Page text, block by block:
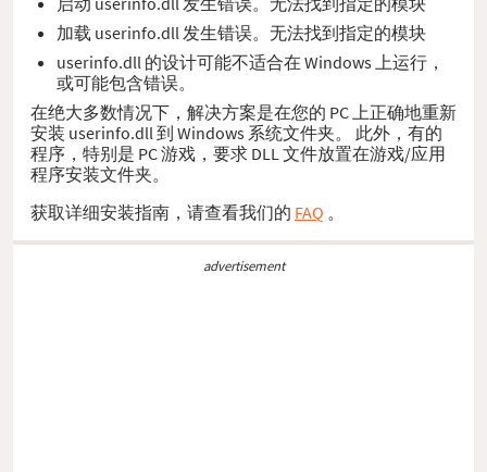
加载 userinfo.dll 发生错误。无法找到指定的模块
userinfo.dll 的设计可能不适合在 Windows 上运行，
或可能包含错误。
在绝大多数情况下，解决方案是在您的 PC 上正确地重新
安装 userinfo.dll 到 Windows 系统文件夹。 此外，有的
程序，特别是 PC 游戏，要求 DLL 文件放置在游戏/应用
程序安装文件夹。
获取详细安装指南，请查看我们的 FAQ 。
advertisement